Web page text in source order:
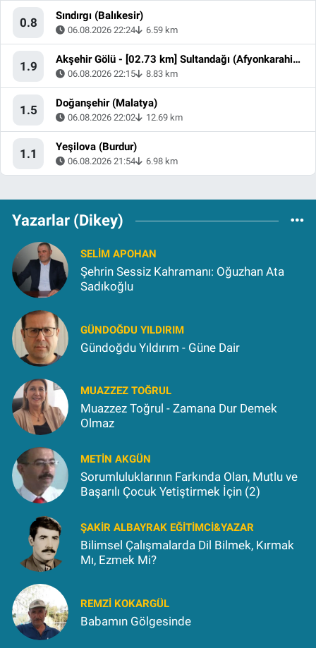
0.8 Sındırgı (Balıkesir)
06.08.2026 22:24 6.59 km
1.9 Akşehir Gölü - [02.73 km] Sultandağı (Afyonkarahisar)
06.08.2026 22:15 8.83 km
1.5 Doğanşehir (Malatya)
06.08.2026 22:02 12.69 km
1.1 Yeşilova (Burdur)
06.08.2026 21:54 6.98 km
Yazarlar (Dikey)
SELIM APOHAN
Şehrin Sessiz Kahramanı: Oğuzhan Ata
Sadıkoğlu
GÜNDOĞDU YILDIRIM
Gündoğdu Yıldırım - Güne Dair
MUAZZEZ TOĞRUL
Muazzez Toğrul - Zamana Dur Demek
Olmaz
METIN AKGÜN
Sorumluluklarının Farkında Olan, Mutlu ve
Başarılı Çocuk Yetiştirmek İçin (2)
ŞAKIR ALBAYRAK EĞITIMCI&YAZAR
Bilimsel Çalışmalarda Dil Bilmek, Kırmak
Mı, Ezmek Mi?
REMZI KOKARGÜL
Babamın Gölgesinde